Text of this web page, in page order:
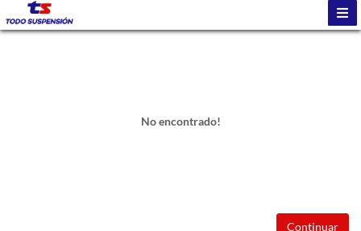
No encontrado!
Continuar